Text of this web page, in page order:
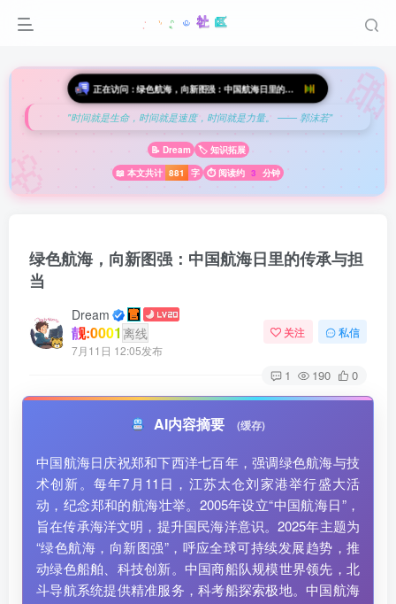
💫 今日箴言
"时间就是生命，时间就是速度，时间就是力量。 —— 郭沫若"
📝 Dream
🏷️ 知识拓展
📖 本文共计 881 字 ⏱️ 阅读约 3 分钟
绿色航海，向新图强：中国航海日里的传承与担
当
Dream
靓:0001 离线
7月11日 12:05发布
关注 私信
1 190 0
AI内容摘要 (缓存)
中国航海日庆祝郑和下西洋七百年，强调绿色航海与技
术创新。每年7月11日，江苏太仓刘家港举行盛大活
动，纪念郑和的航海壮举。2005年设立“中国航海日”，
旨在传承海洋文明，提升国民海洋意识。2025年主题为
“绿色航海，向新图强”，呼应全球可持续发展趋势，推
动绿色船舶、科技创新。中国商船队规模世界领先，北
斗导航系统提供精准服务，科考船探索极地。中国航海